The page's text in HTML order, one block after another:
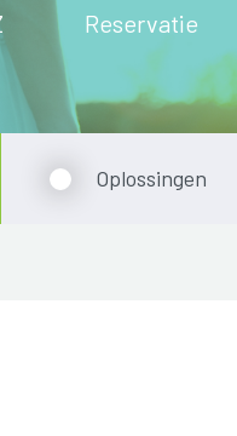
Reservatie
Oplossingen